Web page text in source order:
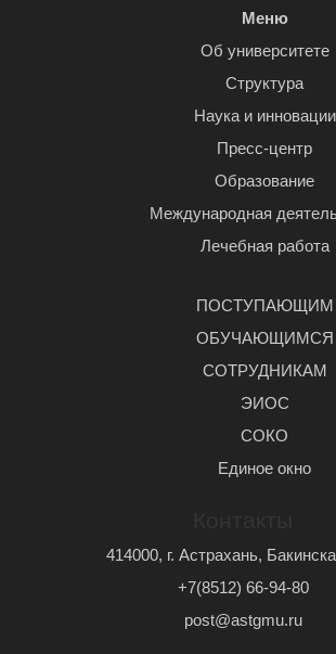
Меню
Об университете
Структура
Наука и инновации
Пресс-центр
Образование
Международная
Лечебная работа
ПОСТУПАЮЩИМ
ОБУЧАЮЩИМСЯ
СОТРУДНИКАМ
ЭИОС
СОКО
Единое окно
414000, г. Астрахань,
+7(8512) 66-94-80
post@astgmu.ru